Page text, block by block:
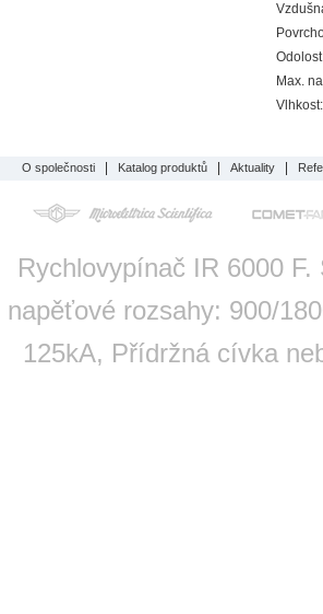
Max.
Vlhkost:
O společnosti Katalog produktů Aktuality
Rychlovypínač IR 6000
napěťové rozsahy: 900/
125kA, Přídržná cívka